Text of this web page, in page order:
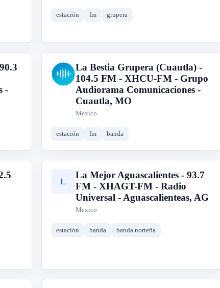
estación fm grupera
-
La Bestia Grupera (Cuautla) -
104.5 FM - XHCU-FM - Grupo
Audiorama Comunicaciones -
Cuautla, MO
Mexico
estación fm banda
L
La Mejor Aguascalientes - 93.7
FM - XHAGT-FM - Radio
Universal - Aguascalienteas, AG
Mexico
estación banda banda norteña